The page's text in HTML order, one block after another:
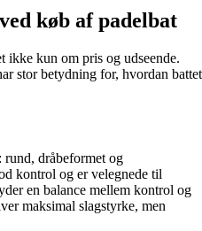
køb af padelbat
ikke kun om pris og udseende.
stor betydning for, hvordan battet
rund, dråbeformet og
kontrol og er velegnede til
en balance mellem kontrol og
maksimal slagstyrke, men